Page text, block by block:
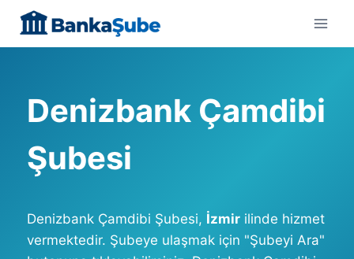
content
Denizbank Çamdibi
Şubesi
Denizbank Çamdibi Şubesi, İzmir ilinde hizmet
vermektedir. Şubeye ulaşmak için "Şubeyi Ara"